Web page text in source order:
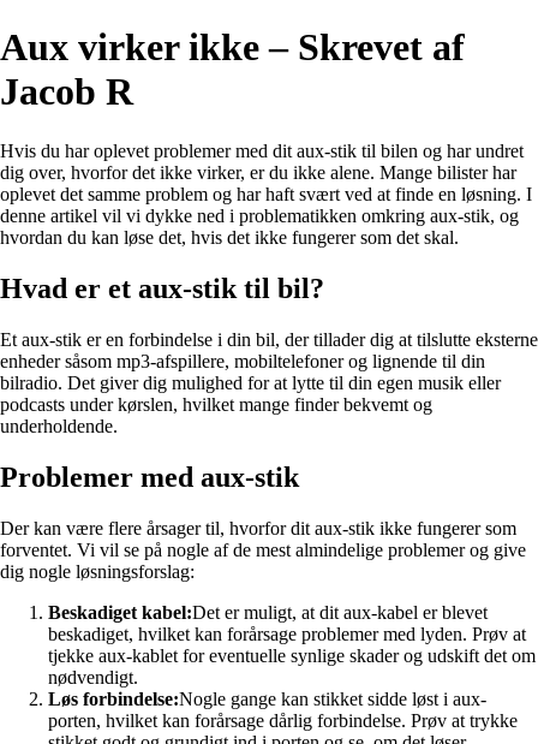
Aux virker ikke – Skrevet af
Jacob R
Hvis du har oplevet problemer med dit aux-stik til bilen og har undret
dig over, hvorfor det ikke virker, er du ikke alene. Mange bilister har
oplevet det samme problem og har haft svært ved at finde en løsning. I
denne artikel vil vi dykke ned i problematikken omkring aux-stik, og
hvordan du kan løse det, hvis det ikke fungerer som det skal.
Hvad er et aux-stik til bil?
Et aux-stik er en forbindelse i din bil, der tillader dig at tilslutte eksterne
enheder såsom mp3-afspillere, mobiltelefoner og lignende til din
bilradio. Det giver dig mulighed for at lytte til din egen musik eller
podcasts under kørslen, hvilket mange finder bekvemt og
underholdende.
Problemer med aux-stik
Der kan være flere årsager til, hvorfor dit aux-stik ikke fungerer som
forventet. Vi vil se på nogle af de mest almindelige problemer og give
dig nogle løsningsforslag:
Beskadiget kabel:Det er muligt, at dit aux-kabel er blevet
beskadiget, hvilket kan forårsage problemer med lyden. Prøv at
tjekke aux-kablet for eventuelle synlige skader og udskift det om
nødvendigt.
Løs forbindelse:Nogle gange kan stikket sidde løst i aux-
porten, hvilket kan forårsage dårlig forbindelse. Prøv at trykke